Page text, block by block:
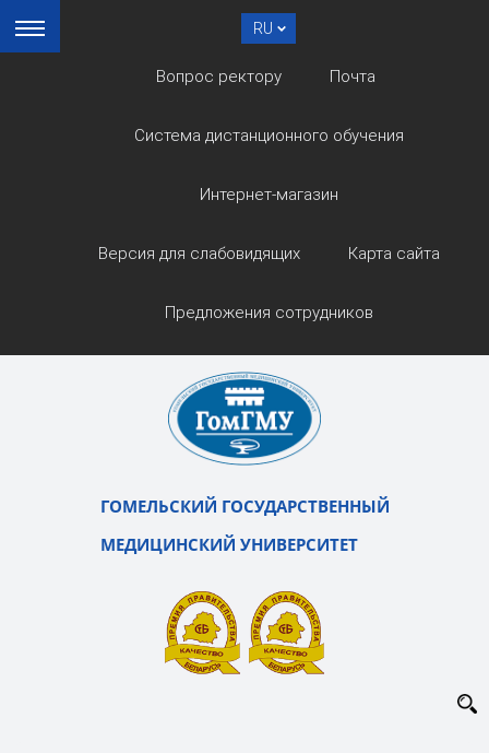
RU
Вопрос ректору Почта
Система дистанционного обучения
Интернет-магазин
Версия для слабовидящих Карта сайта
Предложения сотрудников
ГОМЕЛЬСКИЙ ГОСУДАРСТВЕННЫЙ
МЕДИЦИНСКИЙ УНИВЕРСИТЕТ